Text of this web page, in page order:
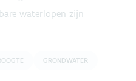
waterlopen zijn
GRONDWATER